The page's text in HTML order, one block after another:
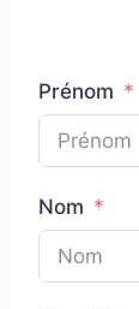
Prénom
Nom